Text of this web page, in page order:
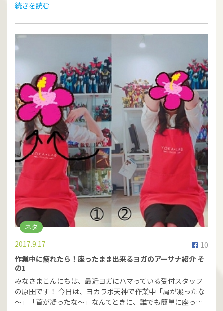
続きを読む
ネタ
10
2017.9.17
作業中に疲れたら！座ったまま出来るヨガのアーサナ紹介 そ
の1
みなさまこんにちは、最近ヨガにハマっている受付スタッフ
の原田です！ 今日は、ヨカラボ天神で作業中「肩が凝ったな
～」「首が凝ったな～」なんてときに、誰でも簡単に座っ…